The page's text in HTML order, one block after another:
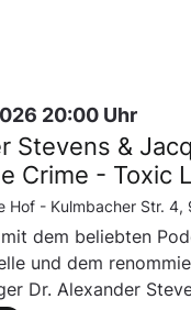
20:00 Uhr
Stevens &
Crime - Toxic
Hof - Kulmbacher Str.
mit dem beliebten
und dem
Dr. Alexander